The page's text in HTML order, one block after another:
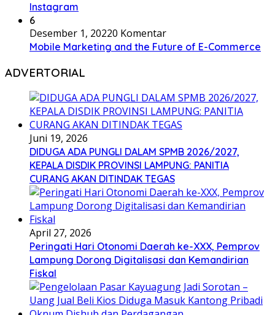
Instagram
6
Desember 1, 20220 Komentar
Mobile Marketing and the Future of E-Commerce
ADVERTORIAL
Juni 19, 2026
DIDUGA ADA PUNGLI DALAM SPMB 2026/2027,
KEPALA DISDIK PROVINSI LAMPUNG: PANITIA
CURANG AKAN DITINDAK TEGAS
April 27, 2026
Peringati Hari Otonomi Daerah ke-XXX, Pemprov
Lampung Dorong Digitalisasi dan Kemandirian
Fiskal